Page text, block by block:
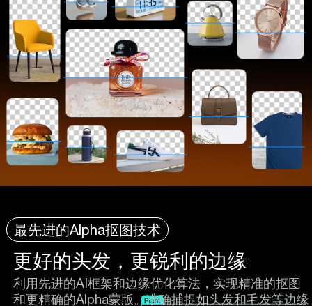
最先进的Alpha抠图技术
更好的头发，更锐利的边缘
利用先进的AI框架和边缘优化算法，实现精准的抠图
和更精确的Alpha蒙版。准确捕捉如头发和毛发等边缘